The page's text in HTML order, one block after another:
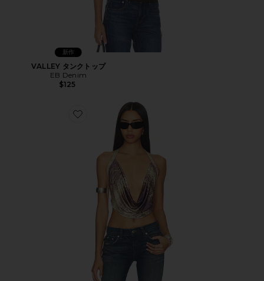
新作
VALLEY タンクトップ
EB Denim
$125
Favorite SASHA トップ